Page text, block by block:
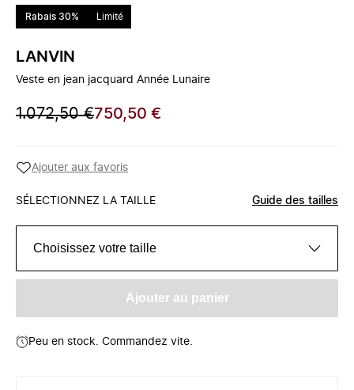
Rabais 30% Limité
LANVIN
Veste en jean jacquard Année Lunaire
1.072,50 €750,50 €
Ajouter aux favoris
SÉLECTIONNEZ LA TAILLE Guide des tailles
Choisissez votre taille
Ajouter au panier
Peu en stock. Commandez vite.